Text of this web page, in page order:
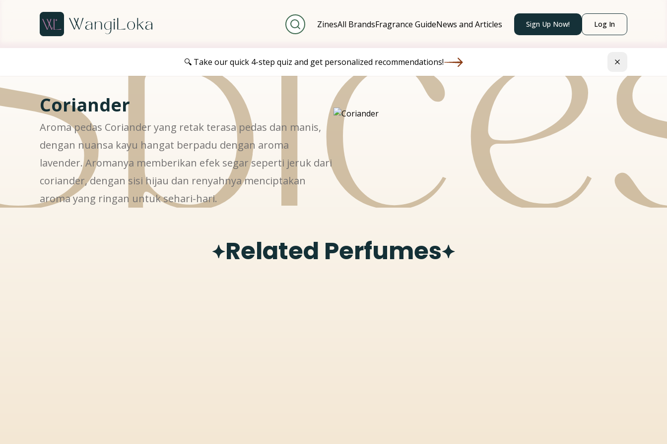
ZinesAll BrandsFragrance GuideNews and Articles Sign Up Now! Log In
🔍 Take our quick 4-step quiz and get personalized recommendations!
Coriander
Aroma pedas Coriander yang retak terasa pedas dan manis,
dengan nuansa kayu hangat berpadu dengan aroma
lavender. Aromanya memberikan efek segar seperti jeruk dari
coriander, dengan sisi hijau dan renyahnya menciptakan
aroma yang ringan untuk sehari-hari.
Related Perfumes